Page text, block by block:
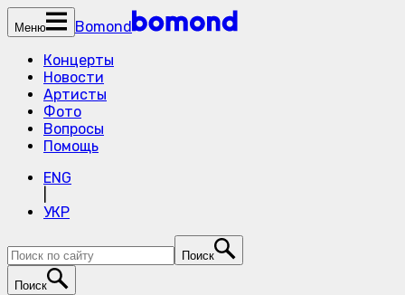
Меню
Bomond
Концерты
Новости
Артисты
Фото
Вопросы
Помощь
ENG
УКР
Поиск
Поиск